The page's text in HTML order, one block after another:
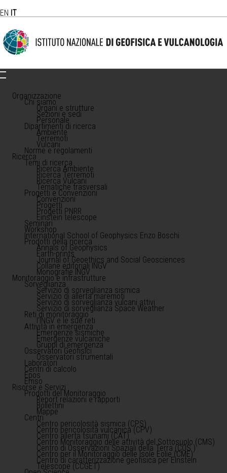
EN IT
Organizzazione
Chi siamo
Organi e strutture
Sezioni e sedi
Personale
Dipartimenti di ricerca
Ambiente
Terremoti
Vulcani
Norme e regolamenti
Ricerca
Temi di ricerca
Ricerca Ambiente
Ricerca Terremoti
Ricerca Vulcani
Tematiche trasversali
Progetti e Convenzioni
Convenzioni
Progetti
Progetti PNRR
Einstein telescope
Seminari
Workshop
International School of Geophysics Enzo Boschi
Prodotti della ricerca
Annals of Geophysics
Earth-prints
Journal of Geoethics and Social Geosciences
Collane editoriali INGV
Monografie INGV
Monitoraggio e infrastrutture
Sorveglianza
Servizio di sorveglianza sismica
Servizio di allerta maremoti
Servizio di sorveglianza vulcani attivi
Servizio di sorveglianza Space Weather
Reti di monitoraggio
l'INGV e le sue reti
Attività in emergenza
Emergenze sismiche
Emergenze vulcaniche
Gruppi di emergenza
Osservatori Geofisici
Osservatori strumentali
Laboratori
Centri di calcolo
Epos
Emso
Risorse e Servizi
Prodotti del Monitoraggio
Report relazioni e rapporti
Bollettini
Mappe
Centri
Centro pericolosità sismica (CPS)
Centro pericolosità vulcanica (CPV)
Centro allerta tsunami (CAT)
Centro Monitoraggio delle attività del Sottosuolo (CMS)
Centro di Osservazioni Spaziali della Terra (COS )
Centro per il Monitoraggio delle Isole Eolie (CME)
Centro di caratterizzazione geofisica per Einstein
Telescope (CCGET)